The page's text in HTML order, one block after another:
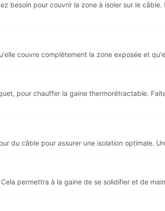
besoin pour couvrir la zone à isoler sur le
couvre complètement la zone exposée et
pour chauffer la gaine thermorétractable.
du câble pour assurer une isolation optimale.
permettra à la gaine de se solidifier et de